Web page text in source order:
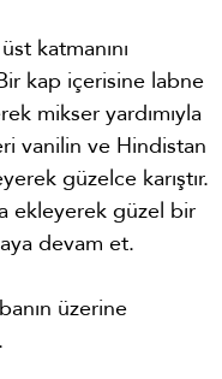
katmanını
kap içerisine labne
mikser yardımıyla
vanilin ve Hindistan
güzelce karıştır.
ekleyerek güzel bir
devam et.
üzerine